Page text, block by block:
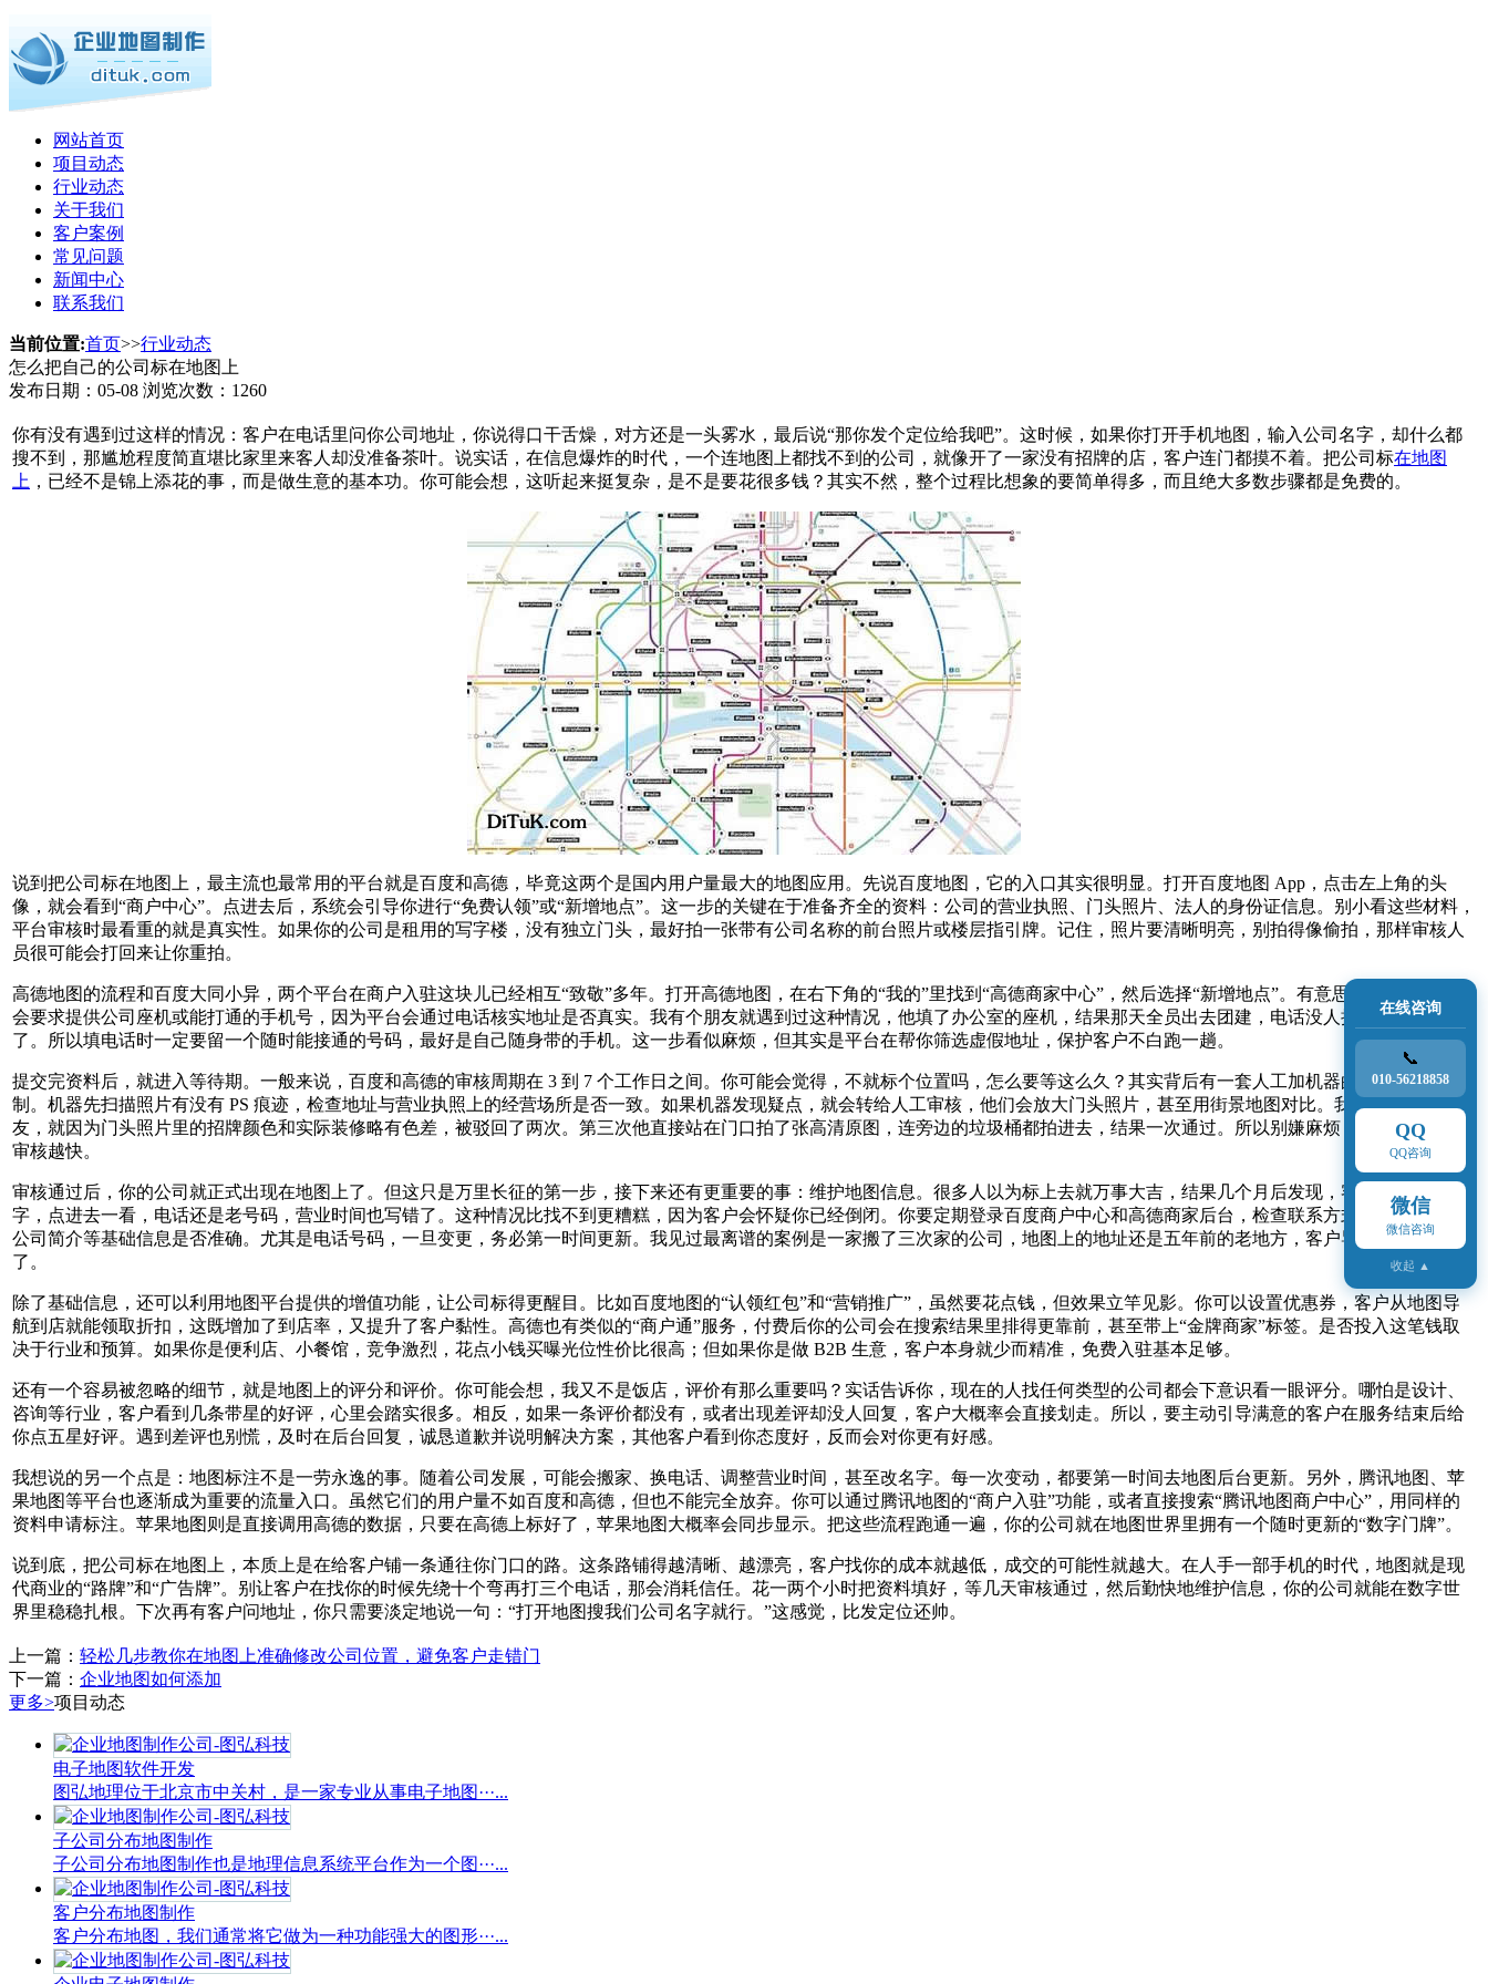
网站首页
项目动态
行业动态
关于我们
客户案例
常见问题
新闻中心
联系我们
当前位置:首页>>行业动态
怎么把自己的公司标在地图上
发布日期： 05-08 浏览次数： 1260
你有没有遇到过这样的情况：客户在电话里问你公司地址，你说得口干舌燥，对方还是一头雾水，最后说“那你发个定位给我吧”。这时候，如果你打开手机地图，输入公司名字，却什么都
搜不到，那尴尬程度简直堪比家里来客人却没准备茶叶。说实话，在信息爆炸的时代，一个连地图上都找不到的公司，就像开了一家没有招牌的店，客户连门都摸不着。把公司标在地图
上 ，已经不是锦上添花的事，而是做生意的基本功。你可能会想，这听起来挺复杂，是不是要花很多钱？其实不然，整个过程比想象的要简单得多，而且绝大多数步骤都是免费的。
说到把公司标在地图上，最主流也最常用的平台就是百度和高德，毕竟这两个是国内用户量最大的地图应用。先说百度地图，它的入口其实很明显。打开百度地图 App，点击左上角的头
像，就会看到“商户中心”。点进去后，系统会引导你进行“免费认领”或“新增地点”。这一步的关键在于准备齐全的资料：公司的营业执照、门头照片、法人的身份证信息。别小看这些材料，
平台审核时最看重的就是真实性。如果你的公司是租用的写字楼，没有独立门头，最好拍一张带有公司名称的前台照片或楼层指引牌。记住，照片要清晰明亮，别拍得像偷拍，那样审核人
员很可能会打回来让你重拍。
高德地图的流程和百度大同小异，两个平台在商户入驻这块儿已经相互“致敬”多年。打开高德地图，在右下角的“我的”里找到“高德商家中心”，然后选择“新增地点”。有意思的是，高德有时
会要求提供公司座机或能打通的手机号，因为平台会通过电话核实地址是否真实。我有个朋友就遇到过这种情况，他填了办公室的座机，结果那天全员出去团建，电话没人接，审核直接挂
了。所以填电话时一定要留一个随时能接通的号码，最好是自己随身带的手机。这一步看似麻烦，但其实是平台在帮你筛选虚假地址，保护客户不白跑一趟。
提交完资料后，就进入等待期。一般来说，百度和高德的审核周期在 3 到 7 个工作日之间。你可能会觉得，不就标个位置吗，怎么要等这么久？其实背后有一套人工加机器的双重审核机
制。机器先扫描照片有没有 PS 痕迹，检查地址与营业执照上的经营场所是否一致。如果机器发现疑点，就会转给人工审核，他们会放大门头照片，甚至用街景地图对比。我一个做餐饮的朋
友，就因为门头照片里的招牌颜色和实际装修略有色差，被驳回了两次。第三次他直接站在门口拍了张高清原图，连旁边的垃圾桶都拍进去，结果一次通过。所以别嫌麻烦，照片越真实，
审核越快。
审核通过后，你的公司就正式出现在地图上了。但这只是万里长征的第一步，接下来还有更重要的事：维护地图信息。很多人以为标上去就万事大吉，结果几个月后发现，客户搜到公司名
字，点进去一看，电话还是老号码，营业时间也写错了。这种情况比找不到更糟糕，因为客户会怀疑你已经倒闭。你要定期登录百度商户中心和高德商家后台，检查联系方式、营业时间、
公司简介等基础信息是否准确。尤其是电话号码，一旦变更，务必第一时间更新。我见过最离谱的案例是一家搬了三次家的公司，地图上的地址还是五年前的老地方，客户导航过去直接懵
了。
除了基础信息，还可以利用地图平台提供的增值功能，让公司标得更醒目。比如百度地图的“认领红包”和“营销推广”，虽然要花点钱，但效果立竿见影。你可以设置优惠券，客户从地图导
航到店就能领取折扣，这既增加了到店率，又提升了客户黏性。高德也有类似的“商户通”服务，付费后你的公司会在搜索结果里排得更靠前，甚至带上“金牌商家”标签。是否投入这笔钱取
决于行业和预算。如果你是便利店、小餐馆，竞争激烈，花点小钱买曝光位性价比很高；但如果你是做 B2B 生意，客户本身就少而精准，免费入驻基本足够。
还有一个容易被忽略的细节，就是地图上的评分和评价。你可能会想，我又不是饭店，评价有那么重要吗？实话告诉你，现在的人找任何类型的公司都会下意识看一眼评分。哪怕是设计、
咨询等行业，客户看到几条带星的好评，心里会踏实很多。相反，如果一条评价都没有，或者出现差评却没人回复，客户大概率会直接划走。所以，要主动引导满意的客户在服务结束后给
你点五星好评。遇到差评也别慌，及时在后台回复，诚恳道歉并说明解决方案，其他客户看到你态度好，反而会对你更有好感。
我想说的另一个点是：地图标注不是一劳永逸的事。随着公司发展，可能会搬家、换电话、调整营业时间，甚至改名字。每一次变动，都要第一时间去地图后台更新。另外，腾讯地图、苹
果地图等平台也逐渐成为重要的流量入口。虽然它们的用户量不如百度和高德，但也不能完全放弃。你可以通过腾讯地图的“商户入驻”功能，或者直接搜索“腾讯地图商户中心”，用同样的
资料申请标注。苹果地图则是直接调用高德的数据，只要在高德上标好了，苹果地图大概率会同步显示。把这些流程跑通一遍，你的公司就在地图世界里拥有一个随时更新的“数字门牌”。
说到底，把公司标在地图上，本质上是在给客户铺一条通往你门口的路。这条路铺得越清晰、越漂亮，客户找你的成本就越低，成交的可能性就越大。在人手一部手机的时代，地图就是现
代商业的“路牌”和“广告牌”。别让客户在找你的时候先绕十个弯再打三个电话，那会消耗信任。花一两个小时把资料填好，等几天审核通过，然后勤快地维护信息，你的公司就能在数字世
界里稳稳扎根。下次再有客户问地址，你只需要淡定地说一句：“打开地图搜我们公司名字就行。”这感觉，比发定位还帅。
上一篇： 轻松几步教你在地图上准确修改公司位置，避免客户走错门
下一篇： 企业地图如何添加
更多>项目动态
电子地图软件开发
图弘地理位于北京市中关村，是一家专业从事电子地图···...
子公司分布地图制作
子公司分布地图制作也是地理信息系统平台作为一个图···...
客户分布地图制作
客户分布地图，我们通常将它做为一种功能强大的图形···...
在线咨询
📞
010-56218858
QQ
QQ咨询
微信
微信咨询
收起 ▲